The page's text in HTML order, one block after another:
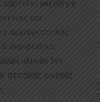
μια πλήρη
και
αρχιτεκτονικός
ακρίβεια και
υλικών δεν
στατικές εικόνες